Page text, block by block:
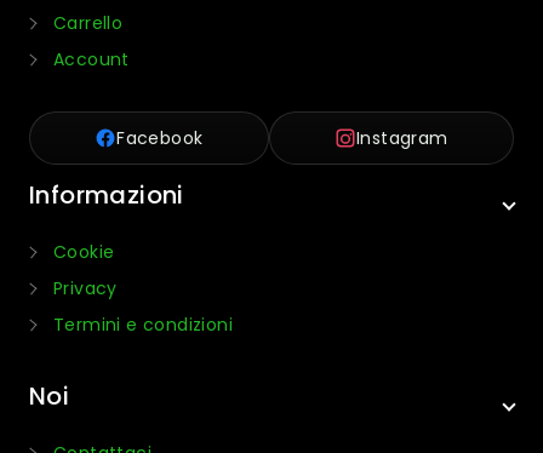
Carrello
Account
Facebook Instagram
Informazioni
Cookie
Privacy
Termini e condizioni
Noi